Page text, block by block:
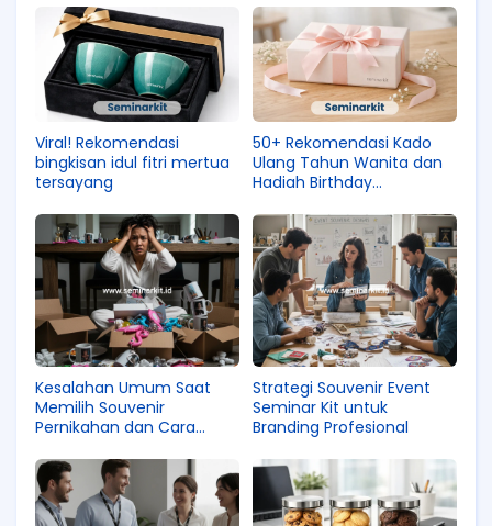
Viral! Rekomendasi
bingkisan idul fitri mertua
tersayang
50+ Rekomendasi Kado
Ulang Tahun Wanita dan
Hadiah Birthday
Kesalahan Umum Saat
Memilih Souvenir
Pernikahan dan Cara
Strategi Souvenir Event
Seminar Kit untuk
Branding Profesional